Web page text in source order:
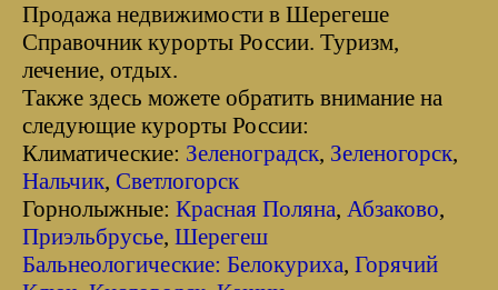
Продажа недвижимости в Шерегеше
Справочник курорты Росcии. Туризм,
лечение, отдых.
Также здесь можете обратить внимание на
следующие курорты России:
Климатические: Зеленоградск, Зеленогорск,
Нальчик, Светлогорск
Горнолыжные: Красная Поляна, Абзаково,
Приэльбрусье, Шерегеш
Бальнеологические: Белокуриха, Горячий